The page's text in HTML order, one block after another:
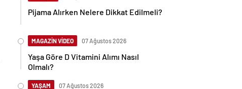
Pijama Alırken Nelere Dikkat Edilmeli?
MAGAZİN VİDEO 07 Ağustos 2026
Yaşa Göre D Vitamini Alımı Nasıl
Olmalı?
YAŞAM 07 Ağustos 2026